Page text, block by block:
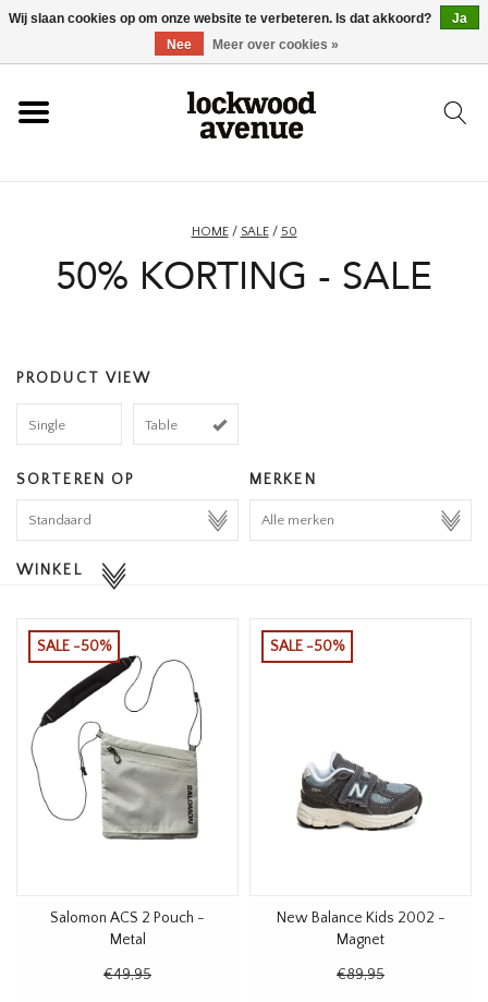
HOME
SCHOENEN
ACCESSOIRES
HOMEWARE
MERKEN
THE EDIT
HOME/ SALE/ 50
50% KORTING - SALE
PRODUCT VIEW
Single Table
SORTEREN OP MERKEN
WINKEL
SALE -50%
Salomon ACS 2 Pouch -
Metal
€49,95
SALE -50%
New Balance Kids 2002 -
Magnet
€89,95
Wij slaan cookies op om onze website te verbeteren. Is dat akkoord?
Ja
Nee
Meer over cookies »